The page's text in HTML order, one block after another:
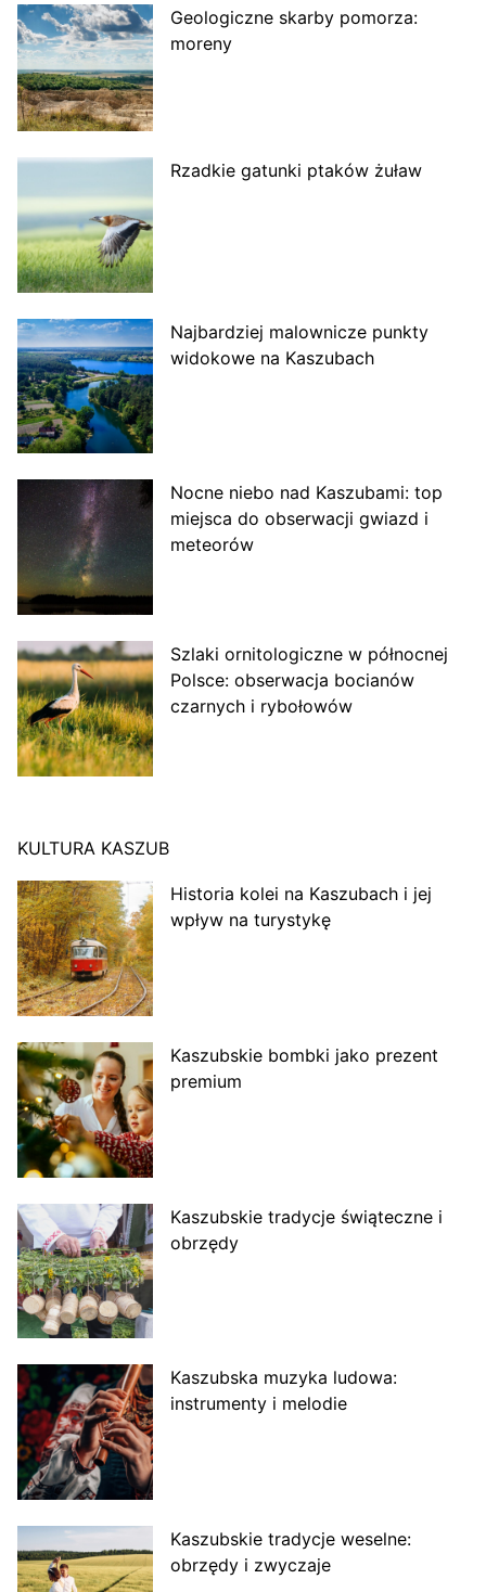
Geologiczne skarby pomorza:
moreny
Rzadkie gatunki ptaków żuław
Najbardziej malownicze punkty
widokowe na Kaszubach
Nocne niebo nad Kaszubami: top
miejsca do obserwacji gwiazd i
meteorów
Szlaki ornitologiczne w północnej
Polsce: obserwacja bocianów
czarnych i rybołowów
KULTURA KASZUB
Historia kolei na Kaszubach i jej
wpływ na turystykę
Kaszubskie bombki jako prezent
premium
Kaszubskie tradycje świąteczne i
obrzędy
Kaszubska muzyka ludowa:
instrumenty i melodie
Kaszubskie tradycje weselne:
obrzędy i zwyczaje